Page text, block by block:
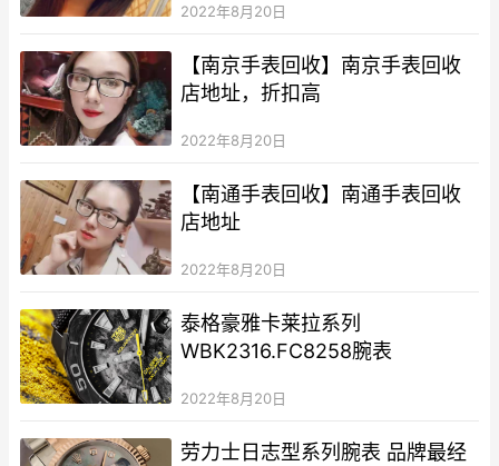
2022年8月20日
【南京手表回收】南京手表回收
店地址，折扣高
2022年8月20日
【南通手表回收】南通手表回收
店地址
2022年8月20日
泰格豪雅卡莱拉系列
WBK2316.FC8258腕表
2022年8月20日
劳力士日志型系列腕表 品牌最经